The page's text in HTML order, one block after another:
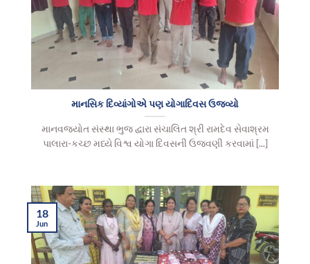
માનસિક દિવ્યાંગોએ પણ યોગાદિવસ ઉજવ્યો
માનવજ્યોત સંસ્થા ભુજ દ્વારા સંચાલિત શ્રી રામદેવ સેવાશ્રમ
પાલારા-કચ્છ મધ્યે વિશ્વ યોગા દિવસની ઉજવણી કરવામાં [...]
18
Jun